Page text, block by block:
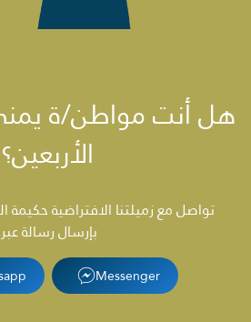
هل أنت مواطن/ة
الأربعين؟
تواصل مع زميلتنا الافتراضية حكيمة
بإرسال رسالة
Messenger